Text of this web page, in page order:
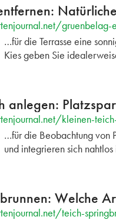
gruenbelag-
…für die Terrasse eine
Kies geben Sie
anlegen:
kleinen-
…für die Beobachtung von
und integrieren sich
Welche
teich-